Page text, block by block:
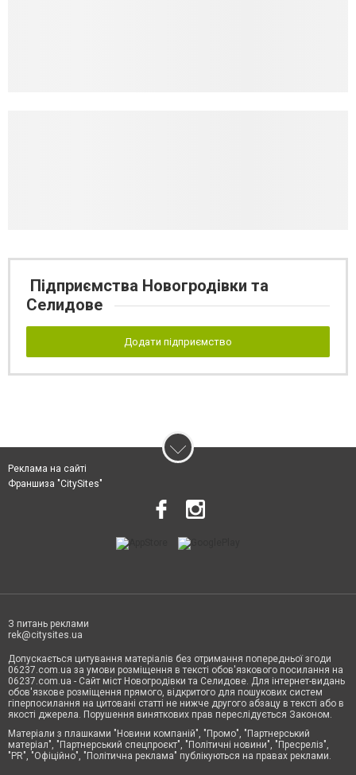
Підприємства Новогродівки та
Селидове
Додати підприємство
Реклама на сайті
Франшиза "CitySites"
З питань реклами
rek@citysites.ua
Допускається цитування матеріалів без отримання попередньої згоди
06237.com.ua за умови розміщення в тексті обов'язкового посилання на
06237.com.ua - Сайт міст Новогродівки та Селидове. Для інтернет-видань
обов'язкове розміщення прямого, відкритого для пошукових систем
гіперпосилання на цитовані статті не нижче другого абзацу в тексті або в
якості джерела. Порушення виняткових прав переслідується Законом.
Матеріали з плашками "Новини компаній", "Промо", "Партнерський
матеріал", "Партнерський спецпроєкт", "Політичні новини", "Пресреліз",
"PR", "Офіційно", "Політична реклама" публікуються на правах реклами.